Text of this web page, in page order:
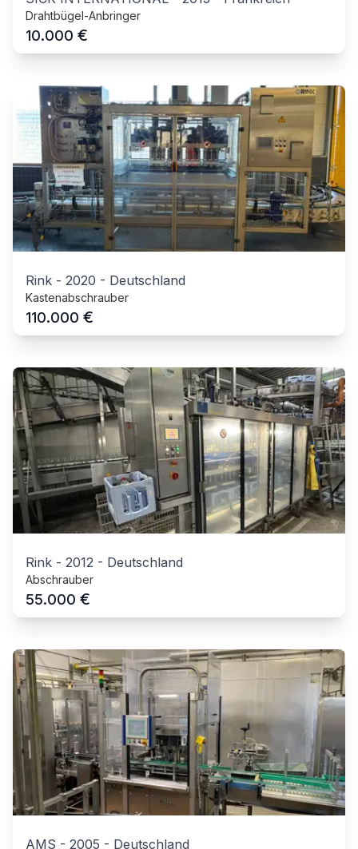
Drahtbügel-Anbringer
10.000 €
Rink - 2020 - Deutschland
Kastenabschrauber
110.000 €
Rink - 2012 - Deutschland
Abschrauber
55.000 €
AMS - 2005 - Deutschland